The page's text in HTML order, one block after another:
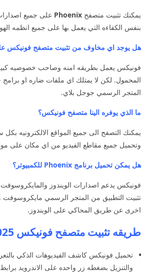
يمكنك تثبيت متصفح Phoenix على جميع
بنفس الكفاءه التي يعمل بها على جميع انظمه
هل يوجد اي مخاوف من تثبيت متصفح فونيكس
فونيكس يعمل بطريقه امنه وصاحب خصوصيه
المحمول. لكن لا يمتلك اي ملفات ضاره او برامج
المتجر الرسمي جوجل بلاي.
ما الذي يوفره الينا متصفح فونيكس؟
يمكنك التصفح الى جميع المواقع الالكترونيه بكل
وتحميل جميع مقاطع الفيديو من اي مكان على
هل يمكن تحميل برنامج Phoenix للكمبيوتر؟
فونيكس يدعم اصدارات الويندوز
تثبيت التطبيق من المتجر الرسمي مايكروسوفت
اخرى عن طريق المحاكي على الويندوز.
طريقه تثبيت متصفح فونيكس 2025 اخر اصدار
تحميل فونيكس كاشف الفيديوهات الذكي
والتنزيل بضغطه زر واحده على الاندرويد